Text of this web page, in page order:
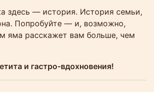
здесь — история. История семьи,
Попробуйте — и, возможно,
яма расскажет вам больше, чем
и гастро-вдохновения!